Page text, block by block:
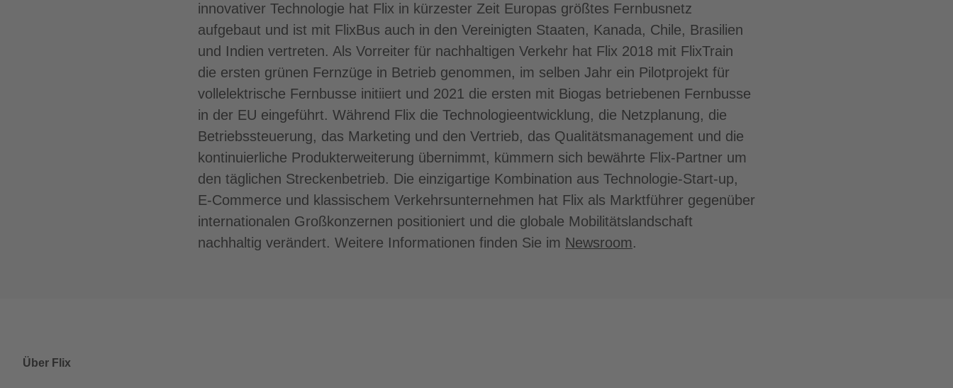
innovativer Technologie hat Flix in kürzester Zeit Europas größtes Fernbusnetz
aufgebaut und ist mit FlixBus auch in den Vereinigten Staaten, Kanada, Chile, Brasilien
und Indien vertreten. Als Vorreiter für nachhaltigen Verkehr hat Flix 2018 mit FlixTrain
die ersten grünen Fernzüge in Betrieb genommen, im selben Jahr ein Pilotprojekt für
vollelektrische Fernbusse initiiert und 2021 die ersten mit Biogas betriebenen Fernbusse
in der EU eingeführt. Während Flix die Technologieentwicklung, die Netzplanung, die
Betriebssteuerung, das Marketing und den Vertrieb, das Qualitätsmanagement und die
kontinuierliche Produkterweiterung übernimmt, kümmern sich bewährte Flix-Partner um
den täglichen Streckenbetrieb. Die einzigartige Kombination aus Technologie-Start-up,
E-Commerce und klassischem Verkehrsunternehmen hat Flix als Marktführer gegenüber
internationalen Großkonzernen positioniert und die globale Mobilitätslandschaft
nachhaltig verändert. Weitere Informationen finden Sie im Newsroom.
Über Flix